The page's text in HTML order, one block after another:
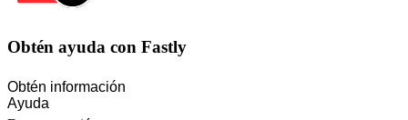
Obtén ayuda con Fastly
Obtén información
Ayuda